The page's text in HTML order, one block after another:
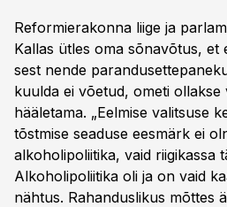
Reformierakonna liige ja
Kallas ütles oma sõnavõtus,
sest nende
kuulda ei võetud, ometi
hääletama. „Eelmise valitsuse
tõstmise seaduse eesmärk ei
alkoholipoliitika, vaid riigikassa
Alkoholipoliitika oli ja on vaid
nähtus. Rahanduslikus mõttes